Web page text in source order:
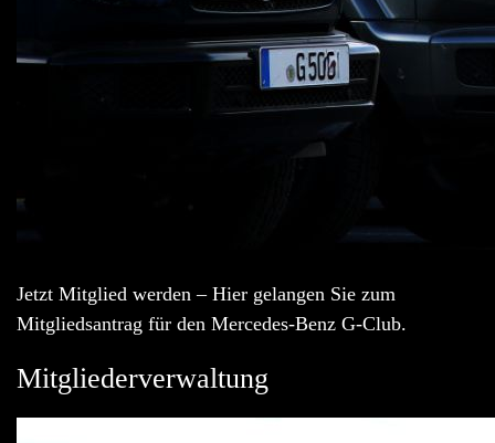
Jetzt Mitglied werden – Hier gelangen Sie zum
Mitgliedsantrag für den Mercedes-Benz G-Club.
Mitgliederverwaltung